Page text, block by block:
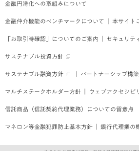
金融円滑化への取組みについて
金融仲介機能のベンチマークについて 本サイト
「お取引時確認」についてのご案内 セキュリテ
サステナブル投資方針
サステナブル融資方針 パートナーシップ構
マルチステークホルダー方針 ウェブアクセシビ
信託商品（信託契約代理業務）についての留意点
マネロン等金融犯罪防止基本方針 銀行代理業の